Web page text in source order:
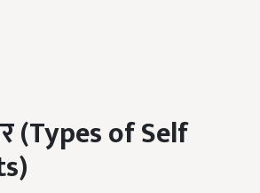
(Types of Self